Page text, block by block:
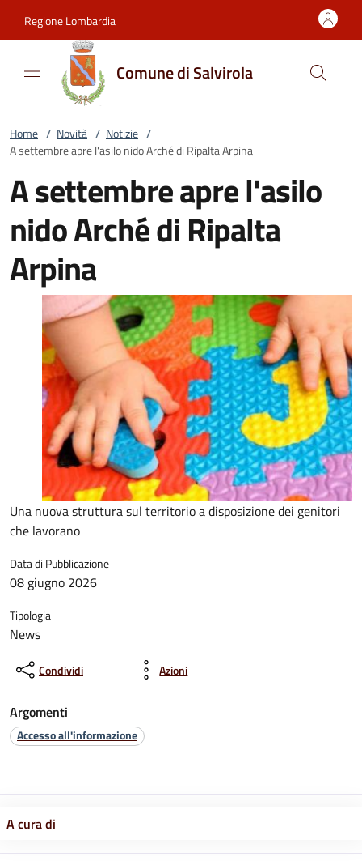
Regione Lombardia
Comune di Salvirola
Home / Novità / Notizie /
A settembre apre l'asilo nido Arché di Ripalta Arpina
A settembre apre l'asilo
nido Arché di Ripalta
Arpina
Una nuova struttura sul territorio a disposizione dei genitori
che lavorano
Data di Pubblicazione
08 giugno 2026
Tipologia
News
Condividi Azioni
Argomenti
Accesso all'informazione
A cura di